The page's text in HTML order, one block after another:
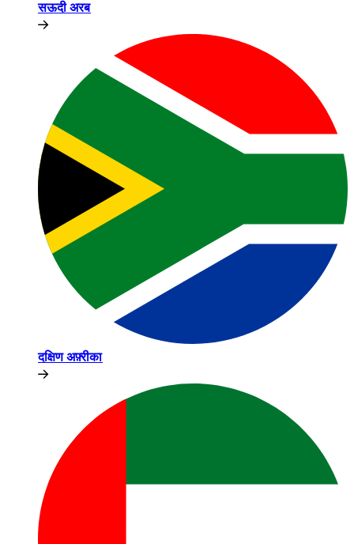
सऊदी अरब​​
दक्षिण अफ़्रीका​​